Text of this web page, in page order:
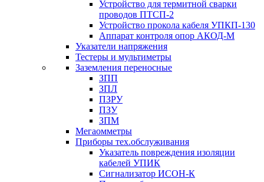
Устройство для термитной сварки
проводов ПТСП-2
Устройство прокола кабеля УПКП-130
Аппарат контроля опор АКОД-М
Указатели напряжения
Тестеры и мультиметры
Заземления переносные
ЗПП
ЗПЛ
ПЗРУ
ПЗУ
ЗПМ
Мегаомметры
Приборы тех.обслуживания
Указатель повреждения изоляции
кабелей УПИК
Сигнализатор ИСОН-К